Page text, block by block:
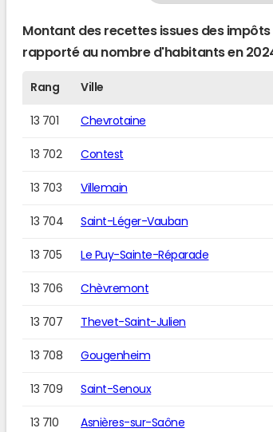
Montant des recettes issues des
rapporté au nombre d'habitants en
Rang Ville
13 701 Chevrotaine
13 702 Contest
13 703 Villemain
13 704 Saint-Léger-Vauban
13 705 Le Puy-Sainte-Réparade
13 706 Chèvremont
13 707 Thevet-Saint-Julien
13 708 Gougenheim
13 709 Saint-Senoux
13 710 Asnières-sur-Saône